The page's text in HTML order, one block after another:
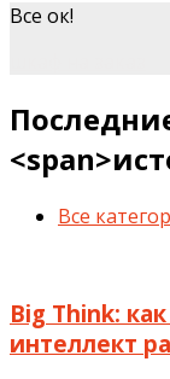
Все ок!
Все
Big Think:
интеллект